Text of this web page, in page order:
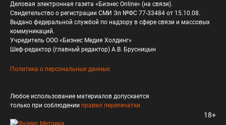
Деловая электронная газета «Бизнес Online» (на связи).
Свидетельство о регистрации СМИ Эл №ФС 77-33484 от 15.10.08.
Выдано федеральной службой по надзору в сфере связи и массовых
коммуникаций.
Учредитель ООО «Бизнес Медия Холдинг»
Шеф-редактор (главный редактор) А.В. Брусницын
Политика о персональных данных
Любое использование материалов допускается
только при соблюдении правил перепечатки
18+